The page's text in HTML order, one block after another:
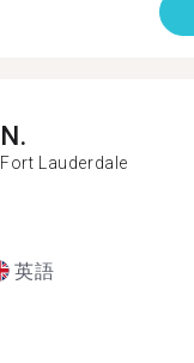
N.
Fort Lauderdale
英語